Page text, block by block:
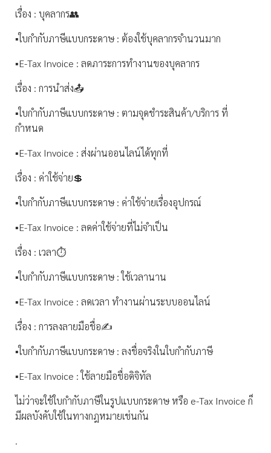
เรื่อง : บุคลากร👥
▪️ใบกำกับภาษีแบบกระดาษ : ต้องใช้บุคลากรจำนวนมาก
▪️E-Tax Invoice : ลดภาระการทำงานของบุคลากร
เรื่อง : การนำส่ง📤
▪️ใบกำกับภาษีแบบกระดาษ : ตามจุดชำระสินค้า/บริการ ที่
กำหนด
▪️E-Tax Invoice : ส่งผ่านออนไลน์ได้ทุกที่
เรื่อง : ค่าใช้จ่าย💲
▪️ใบกำกับภาษีแบบกระดาษ : ค่าใช้จ่ายเรื่องอุปกรณ์
▪️E-Tax Invoice : ลดค่าใช้จ่ายที่ไม่จำเป็น
เรื่อง : เวลา⏱
▪️ใบกำกับภาษีแบบกระดาษ : ใช้เวลานาน
▪️E-Tax Invoice : ลดเวลา ทำงานผ่านระบบออนไลน์
เรื่อง : การลงลายมือชื่อ✍️
▪️ใบกำกับภาษีแบบกระดาษ : ลงชื่อจริงในใบกำกับภาษี
▪️E-Tax Invoice : ใช้ลายมือชื่อดิจิทัล
ไม่ว่าจะใช้ใบกำกับภาษีในรูปแบบกระดาษ หรือ e-Tax Invoice ก็
มีผลบังคับใช้ในทางกฎหมายเช่นกัน
.